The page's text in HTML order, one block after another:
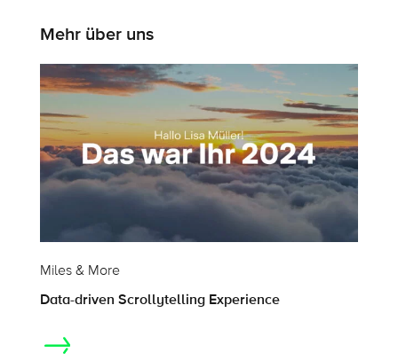
Mehr über uns
Miles & More
Data-driven Scrollytelling Experience